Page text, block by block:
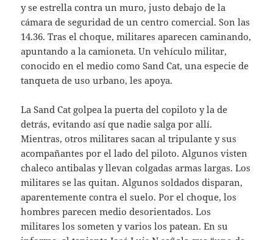
y se estrella contra un muro, justo debajo de la
cámara de seguridad de un centro comercial. Son las
14.36. Tras el choque, militares aparecen caminando,
apuntando a la camioneta. Un vehículo militar,
conocido en el medio como Sand Cat, una especie de
tanqueta de uso urbano, les apoya.
La Sand Cat golpea la puerta del copiloto y la de
detrás, evitando así que nadie salga por allí.
Mientras, otros militares sacan al tripulante y sus
acompañantes por el lado del piloto. Algunos visten
chaleco antibalas y llevan colgadas armas largas. Los
militares se las quitan. Algunos soldados disparan,
aparentemente contra el suelo. Por el choque, los
hombres parecen medio desorientados. Los
militares los someten y varios los patean. En su